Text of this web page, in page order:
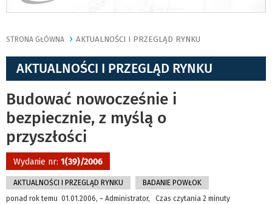
STRONA GŁÓWNA AKTUALNOŚCI I PRZEGLĄD RYNKU
AKTUALNOŚCI I PRZEGLĄD RYNKU
Budować nowocześnie i
bezpiecznie, z myślą o
przyszłości
Wydanie nr: 1(39)/2006
AKTUALNOŚCI I PRZEGLĄD RYNKU
BADANIE POWŁOK
ponad rok temu 01.01.2006, ~ Administrator, Czas czytania 2 minuty